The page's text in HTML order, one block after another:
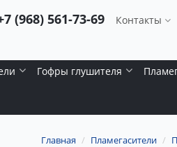
(968) 561-73-69 Контакты
Гофры глушителя
Главная Пламегасители